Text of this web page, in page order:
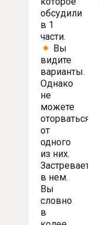
обсудили
в 1
части.
Вы
видите
варианты.
Однако
не
можете
оторваться
от
одного
из них.
Застреваете
в нем.
Вы
словно
в